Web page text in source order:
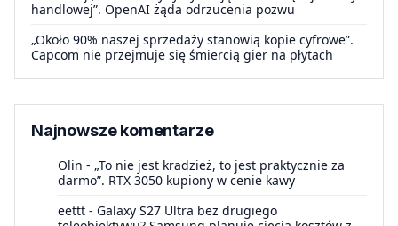
handlowej”. OpenAI żąda odrzucenia pozwu
„Około 90% naszej sprzedaży stanowią kopie cyfrowe”.
Capcom nie przejmuje się śmiercią gier na płytach
Najnowsze komentarze
Olin - „To nie jest kradzież, to jest praktycznie za
darmo”. RTX 3050 kupiony w cenie kawy
eettt - Galaxy S27 Ultra bez drugiego